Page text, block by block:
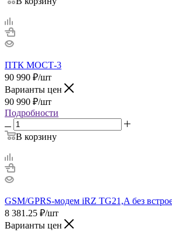
ПТК МОСТ-3
90 990 ₽/шт
Варианты цен
90 990 ₽/шт
Подробности
В корзину
GSM/GPRS-модем iRZ TG21,A без
8 381.25 ₽/шт
Варианты цен